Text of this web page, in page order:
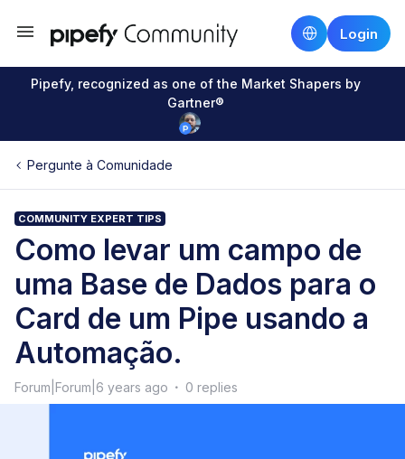
Login
Pipefy, recognized as one of the Market Shapers by
Gartner®
Pergunte à Comunidade
COMMUNITY EXPERT TIPS
Como levar um campo de
uma Base de Dados para o
Card de um Pipe usando a
Automação.
Forum|Forum|6 years ago 0 replies